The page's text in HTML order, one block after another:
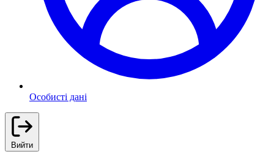
Особисті дані
Вийти